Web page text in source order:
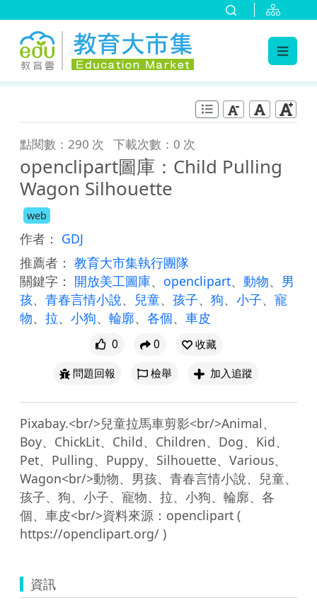
點閱數：290 次 下載次數：0 次
openclipart圖庫：Child Pulling
Wagon Silhouette
web
作者： GDJ
推薦者： 教育大市集執行團隊
關鍵字： 開放美工圖庫、 openclipart、 動物、 男
孩、 青春言情小說、 兒童、 孩子、 狗、 小子、 寵
物、 拉、 小狗、 輪廓、 各個、 車皮
0 0
收藏
問題回報
檢舉 加入追蹤
Pixabay.<br/>兒童拉馬車剪影<br/>Animal、
Boy、ChickLit、Child、Children、Dog、Kid、
Pet、Pulling、Puppy、Silhouette、Various、
Wagon<br/>動物、男孩、青春言情小說、兒童、
孩子、狗、小子、寵物、拉、小狗、輪廓、各
個、車皮<br/>資料來源：openclipart (
資訊